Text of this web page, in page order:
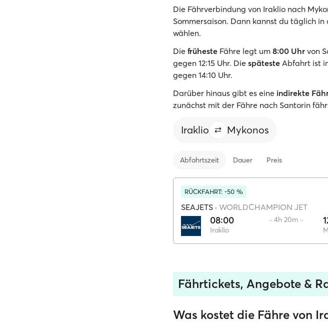
Die Fährverbindung von Iraklio nach
Sommersaison. Dann kannst du täglich in
wählen.
Die früheste Fähre legt um 8:00 Uhr von
gegen 12:15 Uhr. Die späteste Abfahrt ist
gegen 14:10 Uhr.
Darüber hinaus gibt es eine indirekte
zunächst mit der Fähre nach Santorin
Iraklio Mykonos
Abfahrtszeit Dauer Preis
RÜCKFAHRT: -50 %
SEAJETS · WORLDCHAMPION JET
08:00
Iraklio
·· 4h 20m ··
Fährtickets, Angebote &
Was kostet die Fähre von